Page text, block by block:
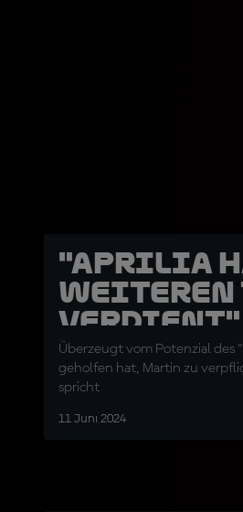
"Aprilia
weiteren
verdient"
Vinales
Überzeugt vom Potenzial des
geholfen hat, Martin zu
spricht
11 Juni 2024